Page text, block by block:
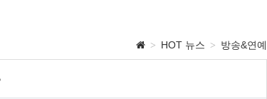
HOT 뉴스 방송&연예